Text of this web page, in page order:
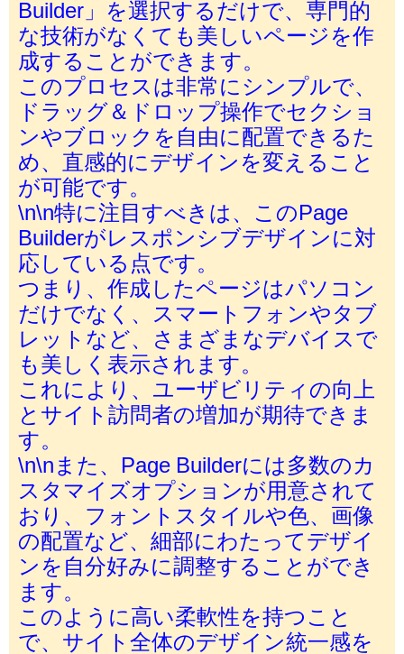
Builder」を選択するだけで、専門的
な技術がなくても美しいページを作
成することができます。
このプロセスは非常にシンプルで、
ドラッグ＆ドロップ操作でセクショ
ンやブロックを自由に配置できるた
め、直感的にデザインを変えること
が可能です。
\n\n特に注目すべきは、このPage
Builderがレスポンシブデザインに対
応している点です。
つまり、作成したページはパソコン
だけでなく、スマートフォンやタブ
レットなど、さまざまなデバイスで
も美しく表示されます。
これにより、ユーザビリティの向上
とサイト訪問者の増加が期待できま
す。
\n\nまた、Page Builderには多数のカ
スタマイズオプションが用意されて
おり、フォントスタイルや色、画像
の配置など、細部にわたってデザイ
ンを自分好みに調整することができ
ます。
このように高い柔軟性を持つこと
で、サイト全体のデザイン統一感を